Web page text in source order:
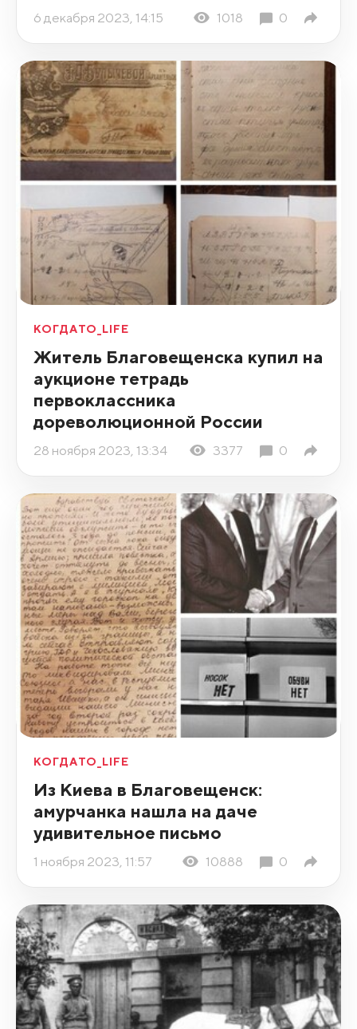
6 декабря 2023, 14:15 1018 0
КОГДАТО_LIFE
Житель Благовещенска купил на
аукционе тетрадь
первоклассника
дореволюционной России
28 ноября 2023, 13:34 3377 0
КОГДАТО_LIFE
Из Киева в Благовещенск:
амурчанка нашла на даче
удивительное письмо
1 ноября 2023, 11:57 10888 0